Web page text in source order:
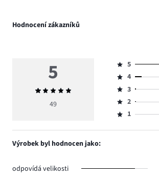
Hodnocení zákazníků
5
Průměrné
hodnocení
49
Hodnocení
5,
počet
hlasů
40.
5
Hodnocení
4,
počet
hlasů
4
Hodnocení
3,
počet
3
Hodnocení
2,
2
Hodnocení
1,
1
Výrobek byl hodnocen jako:
odpovídá velikosti